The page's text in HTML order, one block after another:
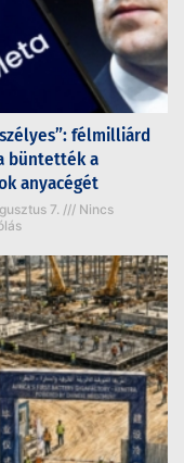
félmilliárd
büntették a
anyacégét
7.
Nincs